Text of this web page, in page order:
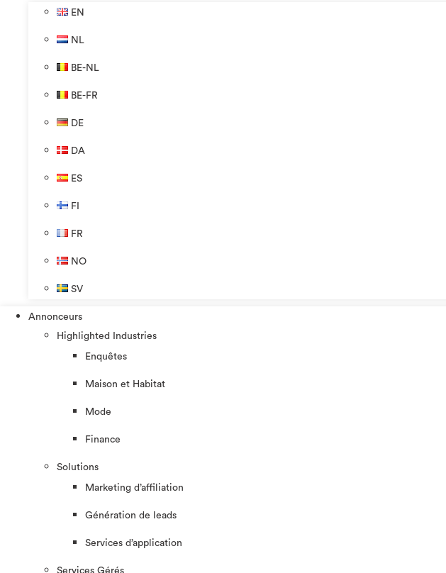
EN
NL
BE-NL
BE-FR
DE
DA
ES
FI
FR
NO
SV
Annonceurs
Highlighted Industries
Enquêtes
Maison et Habitat
Mode
Finance
Solutions
Marketing d’affiliation
Génération de leads
Services d’application
Services Gérés